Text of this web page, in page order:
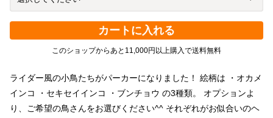
カートに入れる
このショップからあと11,000円以上購入で送料無料
ライダー風の小鳥たちがパーカーになりました！ 絵柄は ・オカメ
インコ ・セキセイインコ ・ブンチョウ の3種類。 オプションよ
り、ご希望の鳥さんをお選びください^^ それぞれがお似合いのヘ